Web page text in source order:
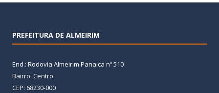
PREFEITURA DE ALMEIRIM
End.: Rodovia Almeirim Panaica nº 510
Bairro: Centro
CEP: 68230-000